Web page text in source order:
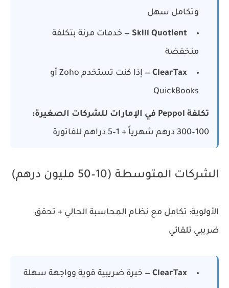
وتكامل سهل
Skill Quotient — خدمات مرنة بتكلفة
منخفضة
ClearTax
— إذا كنت تستخدم Zoho أو
QuickBooks
تكلفة Peppol في الإمارات للشركات الصغيرة:
100–300 درهم شهرياً + 1–5 دراهم للفاتورة
الشركات المتوسطة (10–50 مليون درهم)
الأولوية: تكامل مع نظام المحاسبة الحالي + تحقق
ضريبي تلقائي
ClearTax — خبرة ضريبية قوية وواجهة سهلة